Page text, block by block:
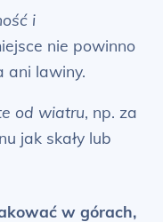
i
nie powinno
ani lawiny.
od wiatru, np. za
jak skały lub
w górach,